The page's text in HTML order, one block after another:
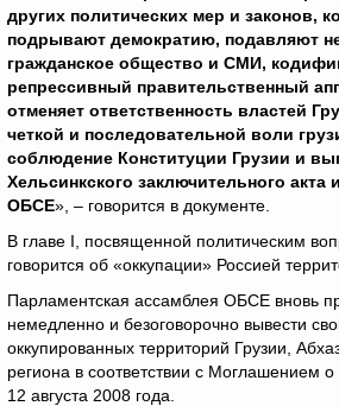
других политических мер и законов,
подрывают демократию, подавляют
гражданское общество и СМИ,
репрессивный правительственный
отменяет ответственность властей
четкой и последовательной воли
соблюдение Конституции Грузии и
Хельсинкского заключительного акта
ОБСЕ», – говорится в документе.
В главе I, посвященной политическим
говорится об «оккупации» Россией
Парламентская ассамблея ОБСЕ вновь
немедленно и безоговорочно вывести
оккупированных территорий Грузии,
региона в соответствии с Моглашением
12 августа 2008 года.